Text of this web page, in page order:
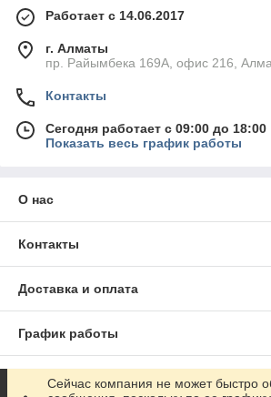
Работает с 14.06.2017
г. Алматы
пр. Райымбека 169А, офис 216,
Контакты
Сегодня работает с 09:00 до 18:00
Показать весь график работы
О нас
Контакты
Доставка и оплата
График работы
Полная версия сайта
Сейчас компания не может быстро